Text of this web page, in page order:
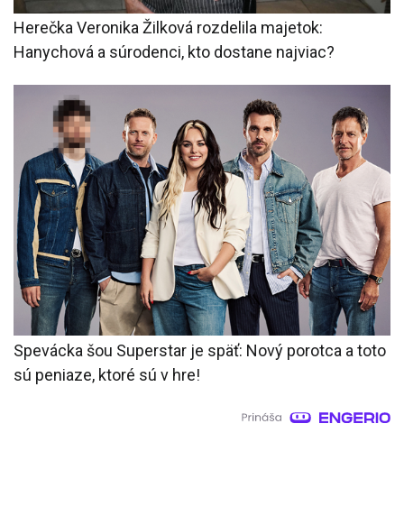
Herečka Veronika Žilková rozdelila majetok:
Hanychová a súrodenci, kto dostane najviac?
Spevácka šou Superstar je späť: Nový porotca a toto
sú peniaze, ktoré sú v hre!